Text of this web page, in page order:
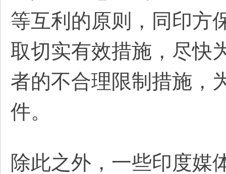
等互利的原则，同印方
取切实有效措施，尽快
者的不合理限制措施，
件。
除此之外，一些印度媒